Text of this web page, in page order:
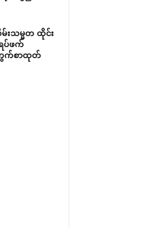
းသမ္မတ ထိုင်း
ပ်ဖက်
က်စာထုတ်